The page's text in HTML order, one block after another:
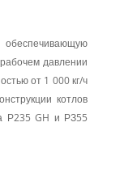
давлении
от 1 000 кг/ч
котлов
Р235 GH и РЗ55